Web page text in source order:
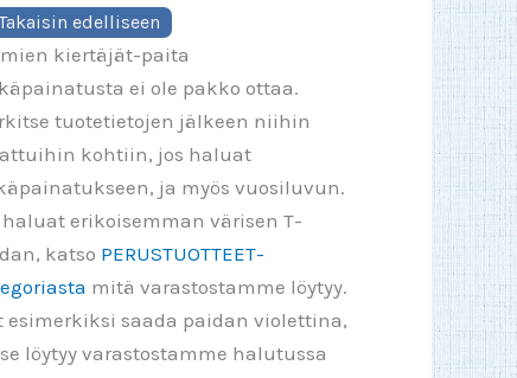
-
30,90€
kiertäjät-paita
ei ole pakko ottaa.
tuotetietojen jälkeen niihin
kohtiin, jos haluat
ja myös vuosiluvun.
haluat erikoisemman värisen T-
katso PERUSTUOTTEET-
mitä varastostamme löytyy.
esimerkiksi saada paidan violettina,
löytyy varastostamme halutussa